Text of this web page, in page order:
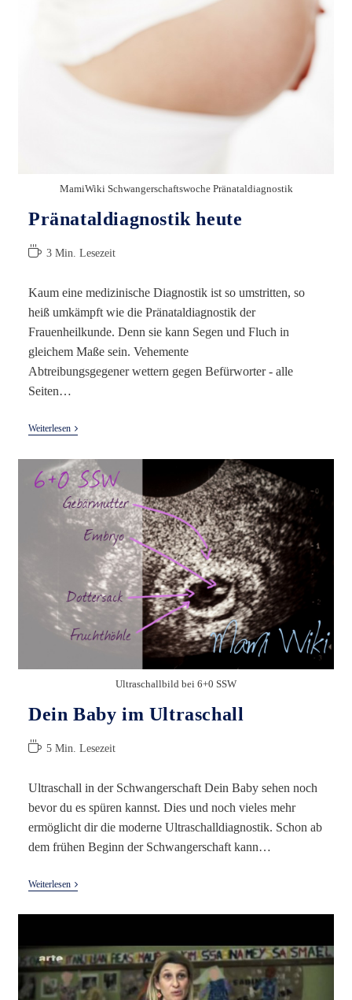
MamiWiki Schwangerschaftswoche Pränataldiagnostik
Pränataldiagnostik heute
Lesedauer:
3 Min. Lesezeit
Kaum eine medizinische Diagnostik ist so umstritten, so
heiß umkämpft wie die Pränataldiagnostik der
Frauenheilkunde. Denn sie kann Segen und Fluch in
gleichem Maße sein. Vehemente
Abtreibungsgegener wettern gegen Befürworter - alle
Seiten…
WeiterlesenPränataldiagnostik
Ultraschallbild bei 6+0 SSW
Dein Baby im Ultraschall
Lesedauer:
5 Min. Lesezeit
Ultraschall in der Schwangerschaft Dein Baby sehen noch
bevor du es spüren kannst. Dies und noch vieles mehr
ermöglicht dir die moderne Ultraschalldiagnostik. Schon ab
dem frühen Beginn der Schwangerschaft kann…
WeiterlesenDein